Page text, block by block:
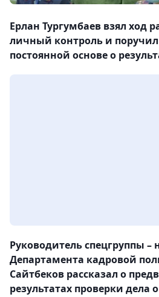
Ерлан Тургумбаев взял ход
личный контроль и
постоянной основе о
Руководитель спецгруппы –
Департамента кадровой
Сайтбеков рассказал о
результатах проверки дела